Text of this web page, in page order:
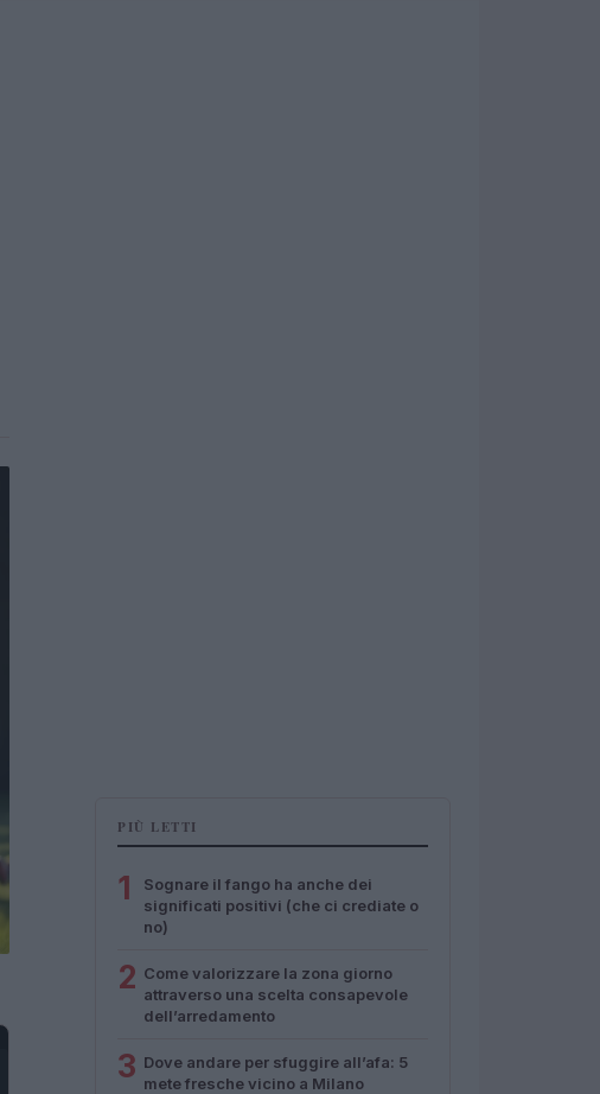
PIÙ LETTI
1
Sognare il fango ha anche dei
significati positivi (che ci crediate o
no)
2 Come valorizzare la zona giorno
attraverso una scelta consapevole
dell’arredamento
3 Dove andare per sfuggire all’afa: 5
mete fresche vicino a Milano